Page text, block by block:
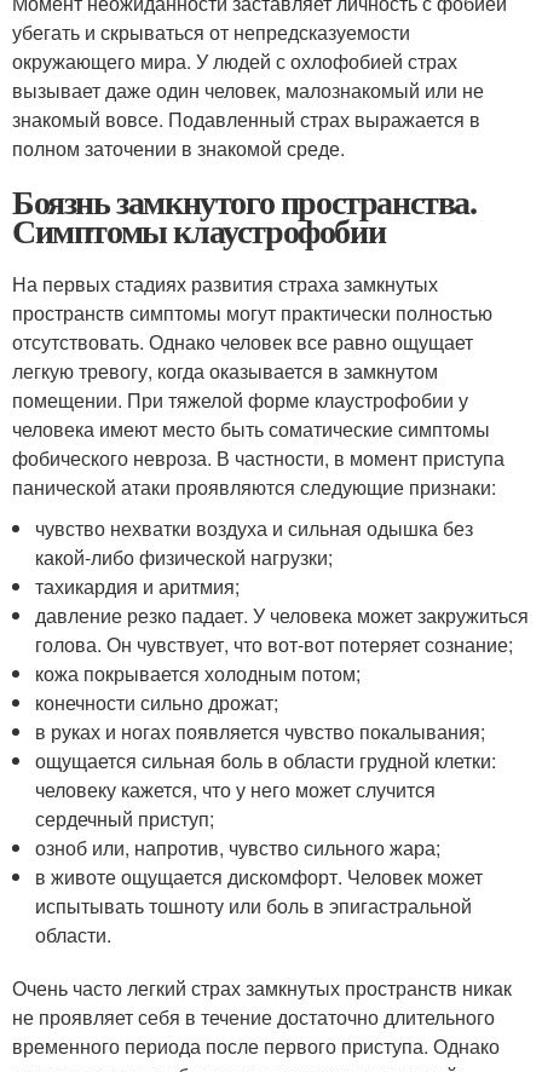
убегать и скрываться от непредсказуемости
окружающего мира. У людей с охлофобией страх
вызывает даже один человек, малознакомый или не
знакомый вовсе. Подавленный страх выражается в
полном заточении в знакомой среде.
Боязнь замкнутого пространства.
Симптомы клаустрофобии
На первых стадиях развития страха замкнутых
пространств симптомы могут практически полностью
отсутствовать. Однако человек все равно ощущает
легкую тревогу, когда оказывается в замкнутом
помещении. При тяжелой форме клаустрофобии у
человека имеют место быть соматические симптомы
фобического невроза. В частности, в момент приступа
панической атаки проявляются следующие признаки:
чувство нехватки воздуха и сильная одышка без
какой-либо физической нагрузки;
тахикардия и аритмия;
давление резко падает. У человека может закружиться
голова. Он чувствует, что вот-вот потеряет сознание;
кожа покрывается холодным потом;
конечности сильно дрожат;
в руках и ногах появляется чувство покалывания;
ощущается сильная боль в области грудной клетки:
человеку кажется, что у него может случится
сердечный приступ;
озноб или, напротив, чувство сильного жара;
в животе ощущается дискомфорт. Человек может
испытывать тошноту или боль в эпигастральной
области.
Очень часто легкий страх замкнутых пространств никак
не проявляет себя в течение достаточно длительного
временного периода после первого приступа. Однако